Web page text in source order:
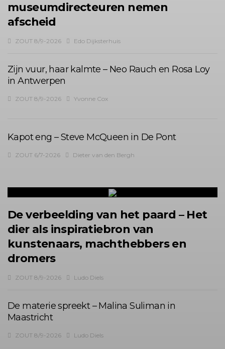
museumdirecteuren nemen
afscheid
ZOUT 8/9-2026 Edo Dijksterhuis
Zijn vuur, haar kalmte – Neo Rauch en Rosa Loy
in Antwerpen
ZOUT 8/9-2026 Yvonne Cox
Kapot eng – Steve McQueen in De Pont
ZOUT 6/7-2026 Dieter van den Bergh
De verbeelding van het paard – Het
dier als inspiratiebron van
kunstenaars, machthebbers en
dromers
ZOUT 8/9-2026 Ludo Diels
De materie spreekt – Malina Suliman in
Maastricht
ZOUT 8/9-2026 Ludo Diels